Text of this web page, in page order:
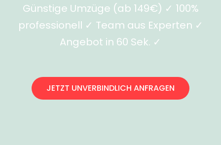
Günstige Umzüge (ab 149€) ✓ 100%
professionell ✓ Team aus Experten ✓
Angebot in 60 Sek. ✓
JETZT UNVERBINDLICH ANFRAGEN